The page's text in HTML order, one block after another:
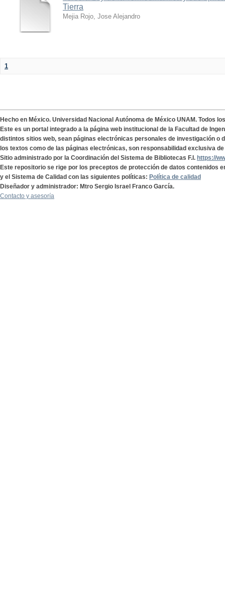
Tierra
Mejia Rojo, Jose Alejandro
1
Hecho en México. Universidad Nacional Autónoma de México UNAM. Todos
Este es un portal integrado a la página web institucional de la Facultad de
distintos sitios web, sean páginas electrónicas personales de investigación o
los textos como de las páginas electrónicas, son responsabilidad exclusiva
Sitio administrado por la Coordinación del Sistema de Bibliotecas F.I. https://
Este repositorio se rige por los preceptos de protección de datos contenidos
y el Sistema de Calidad con las siguientes políticas: Política de calidad
Diseñador y administrador: Mtro Sergio Israel Franco García.
Contacto y asesoría